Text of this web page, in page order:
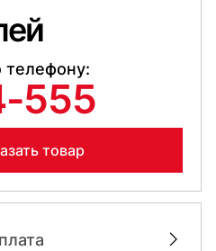
телефону:
555
товар